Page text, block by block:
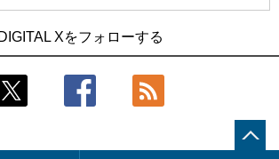
方法の研究開始
起点の販売計画策定に向けたAIシステムを本格
2026：Arm編】チップ自社製造で鍵を握る台
ーン、英Armが連携を強調
働
柱へのコンクリート充填時の異常を検出する
ステムに実装
製薬、治験参加者組み入れに電子カルテとAI
方法の研究開始
DIGITAL Xをフォローする